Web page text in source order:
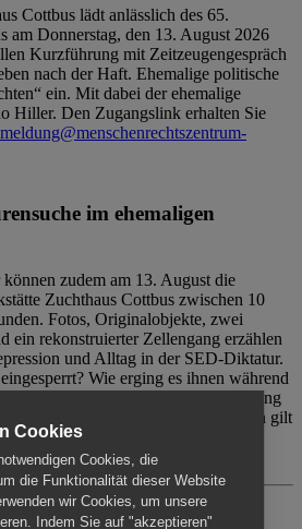
Cottbus lädt anlässlich des 65.
am Donnerstag, den 13. August 2026
Kurzführung mit Zeitzeugengespräch
nach der Haft. Ehemalige politische
ein. Mit dabei der ehemalige
Hiller. Den Zugangslink erhalten Sie
im ehemaligen
zudem am 13. August die
Zuchthaus Cottbus zwischen 10
Fotos, Originalobjekte, zwei
ein rekonstruierter Zellengang erzählen
und Alltag in der SED-Diktatur.
Wie erging es ihnen während
erfolgt individuell ohne Betreuung
Cottbus. Für Begleitpersonen gilt
5€).
Cookies
Cookies, die
die Funktionalität dieser Website
wir Cookies, um unsere
Indem Sie auf "akzeptieren"